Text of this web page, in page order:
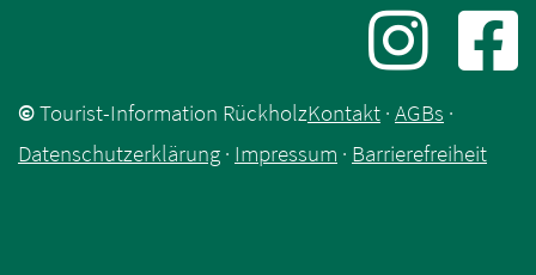
©Tourist-Information RückholzKontakt · AGBs ·
Datenschutzerklärung · Impressum · Barrierefreiheit